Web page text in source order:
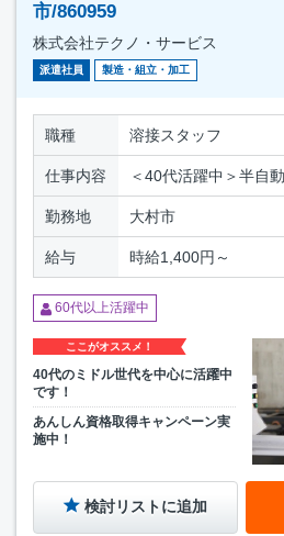
市/860959
株式会社テクノ・サービス
派遣社員 製造・組立・加工
職種 溶接スタッフ
仕事内容 ＜40代活躍中＞半自
勤務地 大村市
給与 時給1,400円～
60代以上活躍中
ここがオススメ！
40代のミドル世代を中心に活躍中
です！
あんしん資格取得キャンペーン実
施中！
検討リストに追加